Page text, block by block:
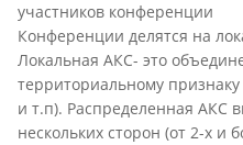
участников конференции
Конференции делятся на
Локальная АКС- это
территориальному
и т.п). Распределенная АКС
нескольких сторон (от 2-х и